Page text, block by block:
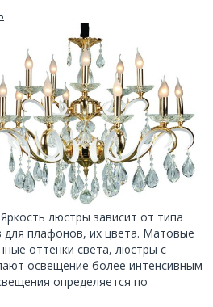
люстры зависит от типа
для плафонов, их цвета. Матовые
оттенки света, люстры с
освещение более интенсивным
определяется по